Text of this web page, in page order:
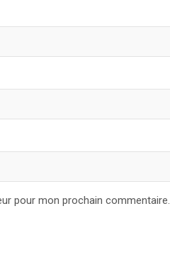
pour mon prochain commentaire.